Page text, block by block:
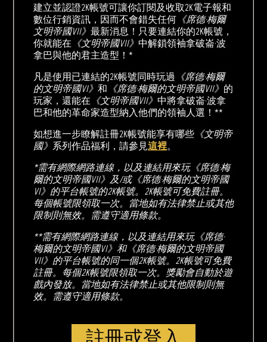
建立並認證2K帳號可讓你訂閱及收取2K電子報和
數位行銷資訊，因而不會錯失任何 《席德·梅爾
文明帝國VII》 最新消息！只要連結你的2K帳號，
你就能在 《文明帝國VII》 中解鎖領袖拿破崙·波
拿巴與他的君主造型！*
凡是使用已連結的2K帳號同時玩過 《席德·梅爾
的文明帝國VI》 和 《席德·梅爾的文明帝國VII》 的
玩家，還能在 《文明帝國VII》 中將拿破崙·波拿
巴和他的革命家造型納入他們的領袖人選！**
如想進一步瞭解註冊2K帳號能享有哪些 《文明帝
國》 系列作品福利，請參見這裡。
*需有網際網路連線，以及連結用來玩《席德·梅
爾的文明帝國VII》及/或《席德·梅爾的文明帝國
VI》的平台帳號的2K帳號。2K帳號可免費註冊。
每個帳號限領取一次。當地如有法律禁止或其他
限制則無效。需遵守適用條款。
**需有網際網路連線，以及連結用來玩《席德·
梅爾的文明帝國VI》和《席德·梅爾的文明帝國
VII》的平台帳號的同一個2K帳號。2K帳號可免費
註冊。每個2K帳號限領取一次。獎勵會自動於遊
戲內發放。當地如有法律禁止或其他限制則無
效。需遵守適用條款。